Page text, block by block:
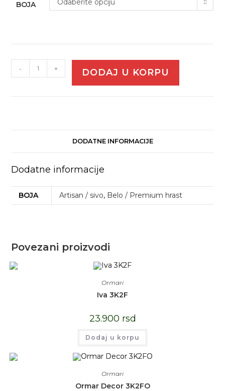
BOJA Odaberite opciju
- + DODAJ U KORPU
DODATNE INFORMACIJE
Dodatne informacije
BOJA Artisan / sivo, Belo / Premium hrast
Povezani proizvodi
Ormari
Iva 3K2F
23.900 rsd
Dodaj u korpu
Ormari
Ormar Decor 3K2FO